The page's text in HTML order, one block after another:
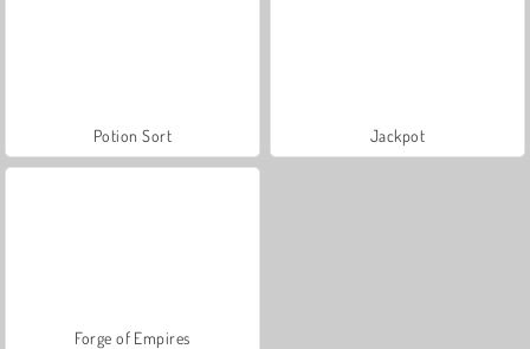
Potion Sort Jackpot
Forge of Empires